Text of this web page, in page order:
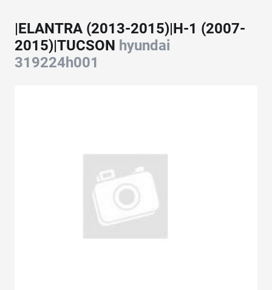
|ELANTRA (2013-2015)|H-1 (2007-
2015)|TUCSON hyundai
319224h001